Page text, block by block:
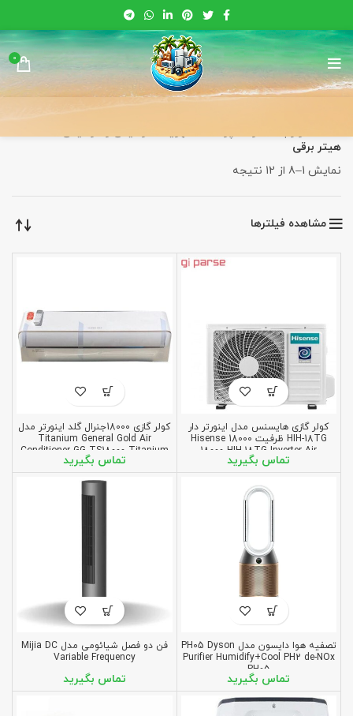
0
هیتر برقی
نمایش 1–8 از 12 نتیجه
مشاهده فیلترها
کولر گازی هایسنس مدل اینورتر دار
HIH-18TG ظرفیت 18000 Hisense
18000 HIH-18TG Inverter Air
conditioner
کولر گازی 18000جنرال گلد اینورتر مدل
Titanium General Gold Air
Conditioner GG TS18000 Titanium
تصفیه هوا دایسون مدل PH05 Dyson
Purifier Humidify+Cool PH2 de-NOx
PH05
فن دو فصل شیائومی مدل Mijia DC
Variable Frequency